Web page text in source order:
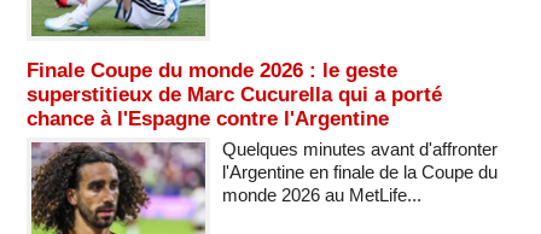
Finale Coupe du monde 2026 : le geste
superstitieux de Marc Cucurella qui a porté
chance à l'Espagne contre l'Argentine
Quelques minutes avant d'affronter
l'Argentine en finale de la Coupe du
monde 2026 au MetLife...